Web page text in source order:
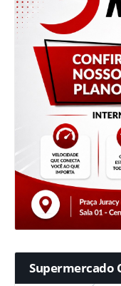
Supermercado